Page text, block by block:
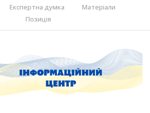
Експертна думка
Матеріали
Позиція